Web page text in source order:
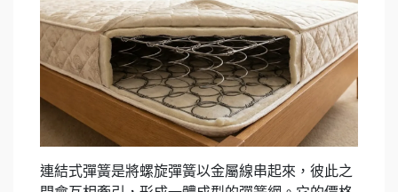
連結式彈簧是將螺旋彈簧以金屬線串起來，彼此之